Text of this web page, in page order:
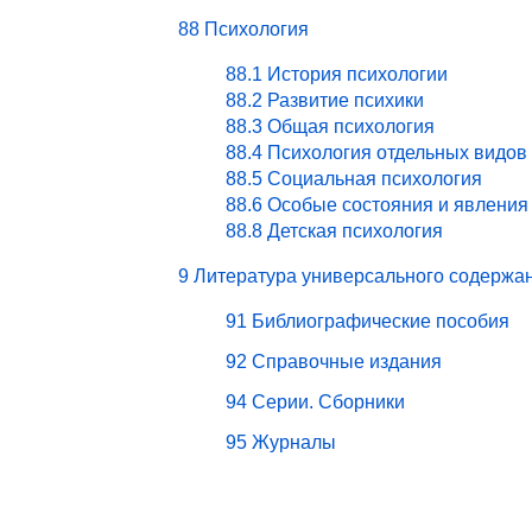
88 Психология
88.1 История психологии
88.2 Развитие психики
88.3 Общая психология
88.4 Психология отдельных
88.5 Социальная психология
88.6 Особые состояния и явления
88.8 Детская психология
9 Литература универсального
91 Библиографические пособия
92 Справочные издания
94 Серии. Сборники
95 Журналы